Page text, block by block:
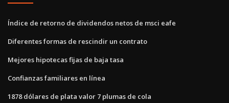
Índice de retorno de dividendos netos de msci eafe
Diferentes formas de rescindir un contrato
Mejores hipotecas fijas de baja tasa
Confianzas familiares en línea
1878 dólares de plata valor 7 plumas de cola